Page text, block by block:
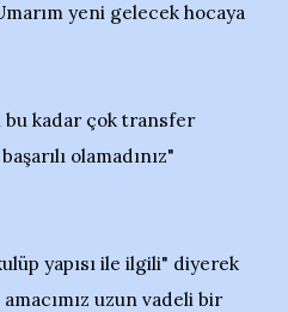
yeni gelecek hocaya
bu kadar çok transfer
olamadınız"
yapısı ile ilgili" diyerek
amacımız uzun vadeli bir